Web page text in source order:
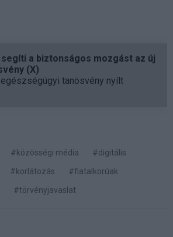
a biztonságos mozgást az új
(X)
tanösvény nyílt
#közösségi média
#digitális
#korlátozás
#fiatalkorúak
#törvényjavaslat